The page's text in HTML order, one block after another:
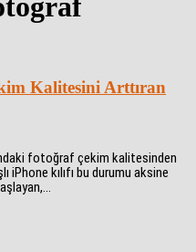
Kalitesini Arttıran
fotoğraf çekim kalitesinden
iPhone kılıfı bu durumu aksine